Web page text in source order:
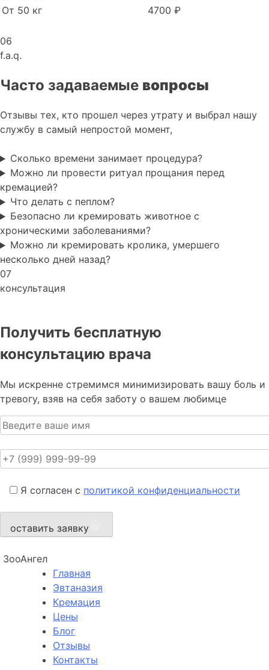
От 50 кг
4700 ₽
06
f.a.q.
Часто задаваемые вопросы
Отзывы тех, кто прошел через утрату и выбрал нашу
службу в самый непростой момент,
Сколько времени занимает процедура?
Можно ли провести ритуал прощания перед
кремацией?
Что делать с пеплом?
Безопасно ли кремировать животное с
хроническими заболеваниями?
Можно ли кремировать кролика, умершего
несколько дней назад?
07
консультация
Получить бесплатную
консультацию врача
Мы искренне стремимся минимизировать вашу боль и
тревогу, взяв на себя заботу о вашем любимце
Я согласен с политикой конфиденциальности
оставить заявку
ЗооАнгел
Главная
Эвтаназия
Кремация
Цены
Блог
Отзывы
Контакты